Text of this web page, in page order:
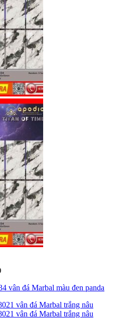
vân đá Marbal màu đen panda